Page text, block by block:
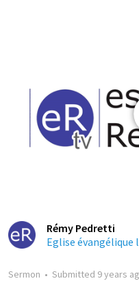
Rémy Pedretti
Eglise évangélique
Sermon • Submitted 9 years